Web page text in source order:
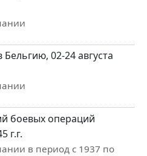
02-24 августа
боевых операций
г.г.
в период с 1937 по